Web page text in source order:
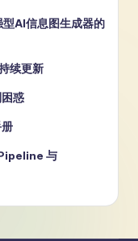
AI信息图生成器的
续更新
惑
与